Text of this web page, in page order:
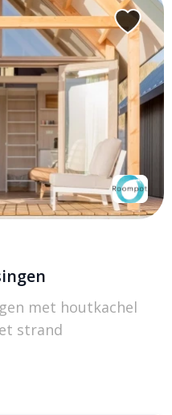
met houtkachel
strand